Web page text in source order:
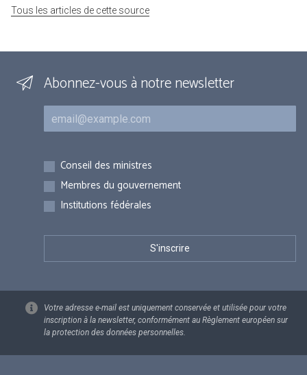
Tous les articles de cette source
Abonnez-vous à notre newsletter
Courriel
Inscriptions
Conseil des ministres
Membres du gouvernement
Institutions fédérales
Votre adresse e-mail est uniquement conservée et utilisée pour votre
inscription à la newsletter, conformément au Règlement européen sur
la protection des données personnelles.